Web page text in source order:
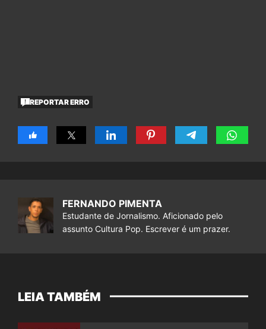
REPORTAR ERRO
FERNANDO PIMENTA
Estudante de Jornalismo. Aficionado pelo
assunto Cultura Pop. Escrever é um prazer.
LEIA TAMBÉM